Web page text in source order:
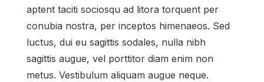
aptent taciti sociosqu ad litora torquent per
conubia nostra, per inceptos himenaeos. Sed
luctus, dui eu sagittis sodales, nulla nibh
sagittis augue, vel porttitor diam enim non
metus. Vestibulum aliquam augue neque.